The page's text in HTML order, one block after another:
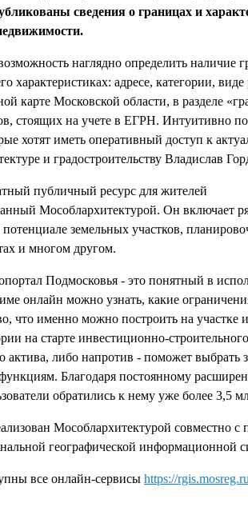
сведения о границах и
наглядно определить наличие
характеристиках: адресе, категории,
карте Московской области, в разделе
стоящих на учете в ЕГРН. Интуитивно
хотят иметь оперативный доступ к
и градостроительству Владислав
публичный ресурс для жителей
Мособлархитектурой. Он включает
земельных участков,
и многом другом.
Подмосковья - это понятный в
онлайн можно узнать, какие
что именно можно построить на
на старте инвестиционно-
актива, либо напротив - поможет выбрать
Благодаря постоянному
обратились к нему уже более 3,5
Мособлархитектурой совместно
географической
все онлайн-сервисы https://